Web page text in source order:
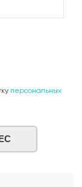
персональных